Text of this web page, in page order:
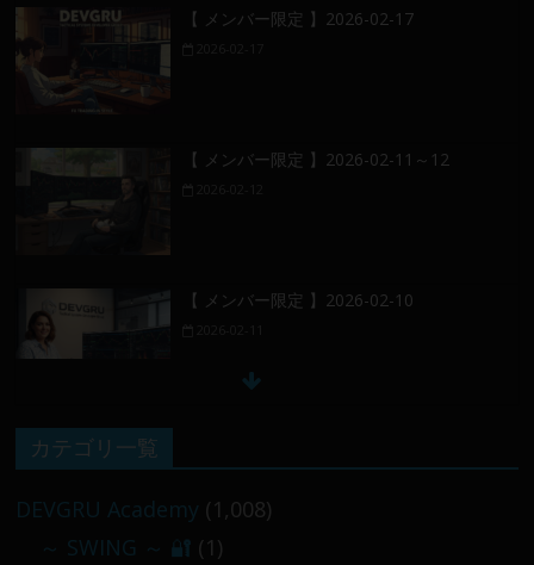
【 メンバー限定 】2026-02-09 ／ 損切り
【 メンバー限定 】2026-03-05～06
カテゴリ一覧
DEVGRU Academy (1,008)
～ SWING ～ 🔐 (1)